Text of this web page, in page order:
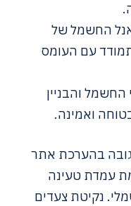
החשמל של
עם העומס
החשמל והבניין
ואמינה.
בהערכת אתר
עמדת טעינה
נקיטת צעדים